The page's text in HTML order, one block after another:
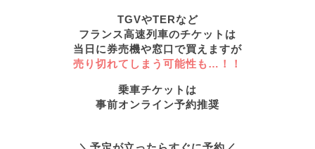
TGVやTERなど
フランス高速列車のチケットは
当日に券売機や窓口で買えますが
売り切れてしまう可能性も…！！
乗車チケットは
事前オンライン予約推奨